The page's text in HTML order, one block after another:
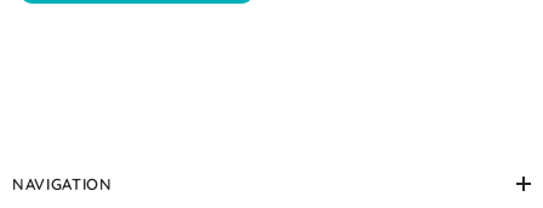
NAVIGATION